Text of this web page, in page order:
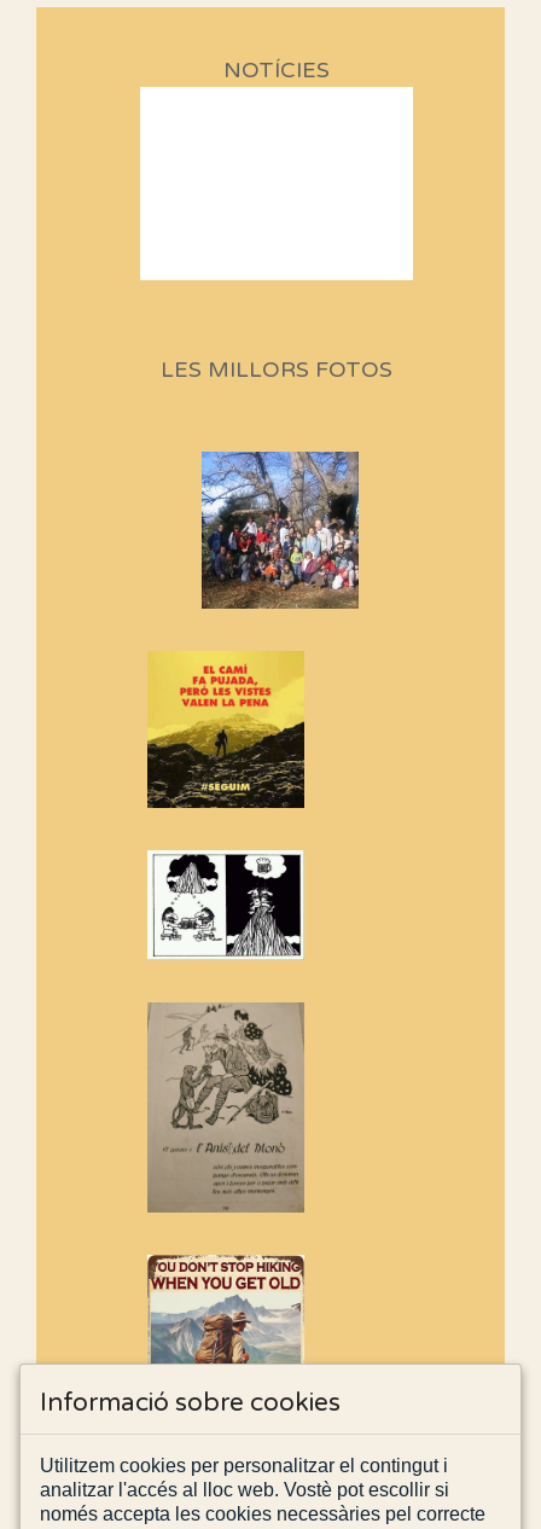
NOTÍCIES
Si no podem caminar, alguna
cosa hem de fer...
Els Centpeus signen el
Manifest a favor dels Camins
Si ets una entitat o associació
adhereix-te al manifest!
Rebem un diploma dels
Amics de Sant Aniol d'Aguja
Els Centpeus estem implicats
de l'entorn de Sant Aniol
LES MILLORS FOTOS
Informació sobre cookies
Utilitzem cookies per personalitzar el contingut i
analitzar l'accés al lloc web. Vostè pot escollir si
només accepta les cookies necessàries pel correcte